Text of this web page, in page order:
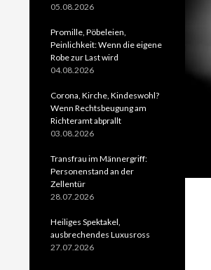
05.08.2026
Promille, Pöbeleien,
Peinlichkeit: Wenn die eigene
Robe zur Last wird
04.08.2026
Corona, Kirche, Kindeswohl?
Wenn Rechtsbeugung am
Richteramt abprallt
03.08.2026
Transfrau im Männergriff:
Personenstand an der
Zellentür
28.07.2026
Heiliges Spektakel,
ausbrechendes Luxusross
27.07.2026